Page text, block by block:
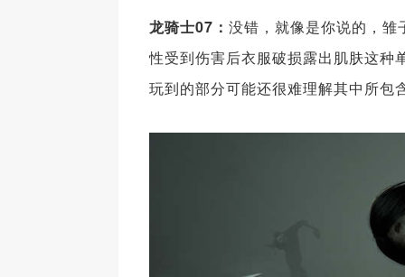
龙骑士07： 没错，就像是你说的，
性受到伤害后衣服破损露出肌肤这种
玩到的部分可能还很难理解其中所包